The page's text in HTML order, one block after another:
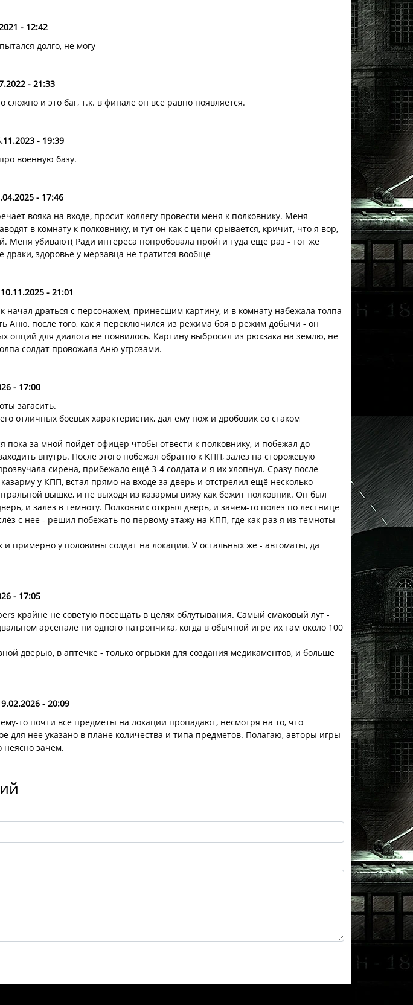
- 12:42
долго, не могу
- 21:33
сложно и это баг, т.к. в финале он все равно появляется.
- 19:39
военную базу.
- 17:46
вояка на входе, просит коллегу провести меня к полковнику. Меня
в комнату к полковнику, и тут он как с цепи срывается, кричит, что я вор,
Меня убивают( Ради интереса попробовала пройти туда еще раз - тот же
драки, здоровье у мерзавца не тратится вообще
- 21:01
начал драться с персонажем, принесшим картину, и в комнату набежала толпа
Аню, после того, как я переключился из режима боя в режим добычи - он
опций для диалога не появилось. Картину выбросил из рюкзака на землю, не
солдат провожала Аню угрозами.
- 17:00
загасить.
отличных боевых характеристик, дал ему нож и дробовик со стаком
пока за мной пойдет офицер чтобы отвести к полковнику, и побежал до
внутрь. После этого побежал обратно к КПП, залез на сторожевую
сирена, прибежало ещё 3-4 солдата и я их хлопнул. Сразу после
у КПП, встал прямо на входе за дверь и отстрелил ещё несколько
вышке, и не выходя из казармы вижу как бежит полковник. Он был
и залез в темноту. Полковник открыл дверь, и зачем-то полез по лестнице
с нее - решил побежать по первому этажу на КПП, где как раз я из темноты
и примерно у половины солдат на локации. У остальных же - автоматы, да
- 17:05
крайне не советую посещать в целях облутывания. Самый смаковый лут -
арсенале ни одного патрончика, когда в обычной игре их там около 100
дверью, в аптечке - только огрызки для создания медикаментов, и больше
- 20:09
то почти все предметы на локации пропадают, несмотря на то, что
для нее указано в плане количества и типа предметов. Полагаю, авторы игры
неясно зачем.